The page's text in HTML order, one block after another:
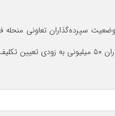
خواهد شد.